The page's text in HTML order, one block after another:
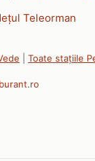
Teleorman
Toate stațiile